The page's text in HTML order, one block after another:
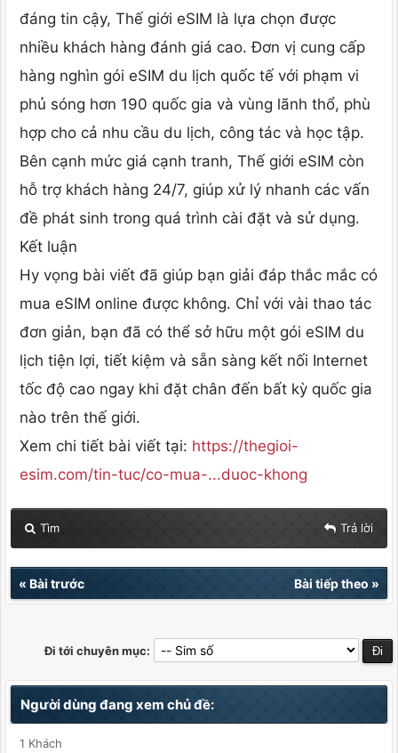
đáng tin cậy, Thế giới eSIM là lựa chọn được
nhiều khách hàng đánh giá cao. Đơn vị cung cấp
hàng nghìn gói eSIM du lịch quốc tế với phạm vi
phủ sóng hơn 190 quốc gia và vùng lãnh thổ, phù
hợp cho cả nhu cầu du lịch, công tác và học tập.
Bên cạnh mức giá cạnh tranh, Thế giới eSIM còn
hỗ trợ khách hàng 24/7, giúp xử lý nhanh các vấn
đề phát sinh trong quá trình cài đặt và sử dụng.
Kết luận
Hy vọng bài viết đã giúp bạn giải đáp thắc mắc có
mua eSIM online được không. Chỉ với vài thao tác
đơn giản, bạn đã có thể sở hữu một gói eSIM du
lịch tiện lợi, tiết kiệm và sẵn sàng kết nối Internet
tốc độ cao ngay khi đặt chân đến bất kỳ quốc gia
nào trên thế giới.
Xem chi tiết bài viết tại: https://thegioi-
esim.com/tin-tuc/co-mua-...duoc-khong
Tìm Trả lời
« Bài trước Bài tiếp theo»
Đi tới chuyên mục:
Người dùng đang xem chủ đề:
1 Khách